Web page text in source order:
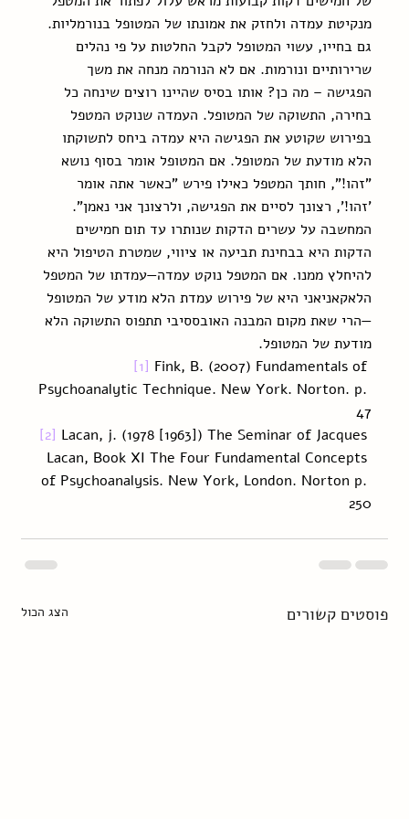
מנקיטת עמדה ולחזק את אמונתו של המטופל בנורמליות.
גם בחייו, עשוי המטופל לקבל החלטות על פי נהלים
שרירותיים ונורמות. אם לא הנורמה מנחה את משך
הפגישה – מה כן? אותו בסיס שהיינו רוצים שינחה כל
בחירה, התשוקה של המטופל. העמדה שנוקט המטפל
בפירוש שקוטע את הפגישה היא עמדה ביחס לתשוקתו
הלא מודעת של המטופל. אם המטופל אומר בסוף נושא
"זהו!", חותך המטפל כאילו פירש "כאשר אתה אומר
'זהו!', רצונך לסיים את הפגישה, ולרצונך אני נאמן".
המחשבה על עשרים הדקות שנותרו עד תום חמישים
הדקות היא בבחינת תביעה או ציווי, שמטרת הטיפול היא
להיחלץ ממנו. אם המטפל נוקט עמדה—עמדתו של המטפל
הלאקאניאני היא של פירוש עמדת הלא מודע של המטופל
—הרי שאת מקום המבנה האובססיבי תתפוס התשוקה הלא
מודעת של המטופל.
[1] Fink, B. (2007) Fundamentals of
Psychoanalytic Technique. New York. Norton. p.
47
[2] Lacan, j. (1978 [1963]) The Seminar of Jacques
Lacan, Book XI The Four Fundamental Concepts
of Psychoanalysis. New York, London. Norton p.
250
פוסטים קשורים הצג הכול